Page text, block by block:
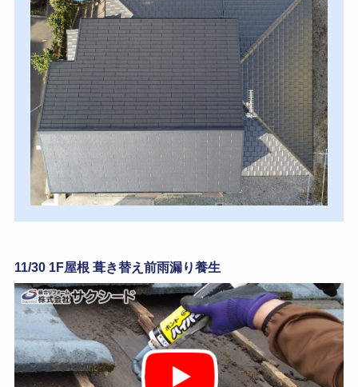
11/30 1F屋根 葺き替え前雨漏り養生